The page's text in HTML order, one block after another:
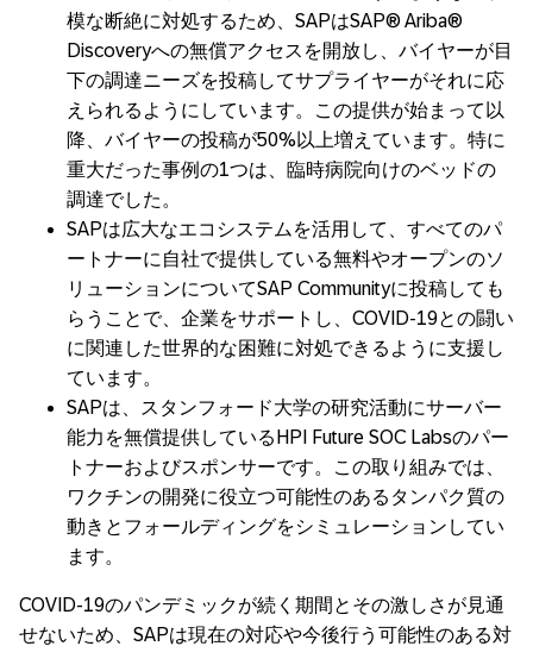
模な断絶に対処するため、SAPはSAP® Ariba®
Discoveryへの無償アクセスを開放し、バイヤーが目
下の調達ニーズを投稿してサプライヤーがそれに応
えられるようにしています。この提供が始まって以
降、バイヤーの投稿が50%以上増えています。特に
重大だった事例の1つは、臨時病院向けのベッドの
調達でした。
SAPは広大なエコシステムを活用して、すべてのパ
ートナーに自社で提供している無料やオープンのソ
リューションについてSAP Communityに投稿しても
らうことで、企業をサポートし、COVID-19との闘い
に関連した世界的な困難に対処できるように支援し
ています。
SAPは、スタンフォード大学の研究活動にサーバー
能力を無償提供しているHPI Future SOC Labsのパー
トナーおよびスポンサーです。この取り組みでは、
ワクチンの開発に役立つ可能性のあるタンパク質の
動きとフォールディングをシミュレーションしてい
ます。
COVID-19のパンデミックが続く期間とその激しさが見通
せないため、SAPは現在の対応や今後行う可能性のある対